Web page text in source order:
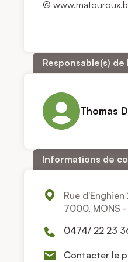
©
Responsable(s) de
Thomas
Informations de
Rue d'Enghien
7000, MONS
0474/ 22 23
Contacter le